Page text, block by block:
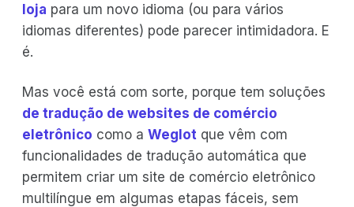
loja para um novo idioma (ou para vários
idiomas diferentes) pode parecer intimidadora. E
é.
Mas você está com sorte, porque tem soluções
de tradução de websites de comércio
eletrônico como a Weglot que vêm com
funcionalidades de tradução automática que
permitem criar um site de comércio eletrônico
multilíngue em algumas etapas fáceis, sem